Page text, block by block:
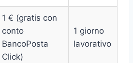
1 € (gratis con
conto
BancoPosta
Click)
1 giorno
lavorativo